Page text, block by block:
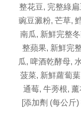
整花豆, 完整綠
豌豆澱粉, 芒草,
南瓜, 新鮮完整
整蘋果, 新鮮完
瓜, 啤酒乾酵母,
菠菜, 新鮮蘿蔔
通莓, 牛蒡根,
[添加劑 (每公斤